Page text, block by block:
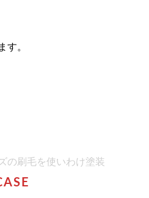
す。
の刷毛を使いわけ塗装